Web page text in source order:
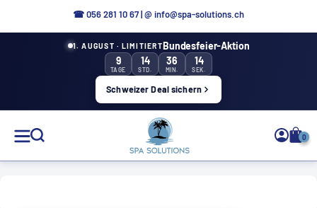
☎ 056 281 10 67|@ info@spa-solutions.ch
1. AUGUST · LIMITIERTBundesfeier-Aktion
9
TAGE
14
STD.
36
MIN.
13
SEK.
Schweizer Deal sichern
Solutions
0